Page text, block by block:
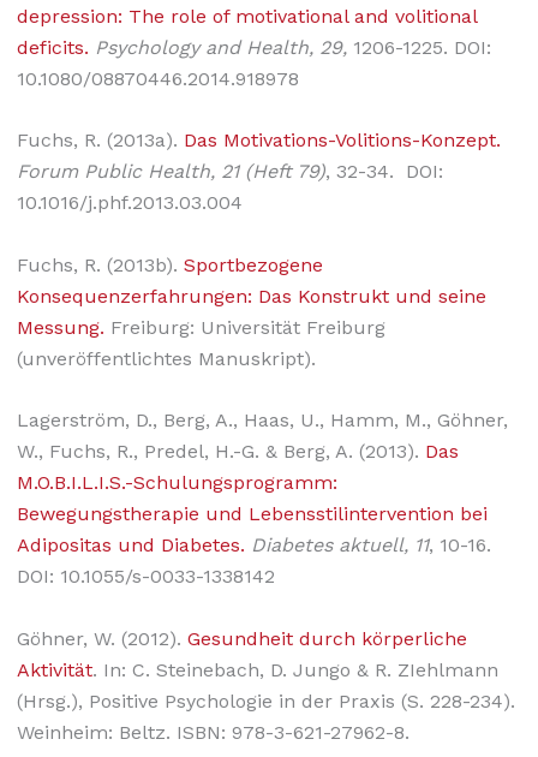
depression: The role of motivational and volitional
deficits. Psychology and Health, 29,1206-1225. DOI:
10.1080/08870446.2014.918978
Fuchs, R. (2013a). Das Motivations-Volitions-Konzept.
Forum Public Health, 21 (Heft 79), 32-34. DOI:
10.1016/j.phf.2013.03.004
Fuchs, R. (2013b). Sportbezogene
Konsequenzerfahrungen: Das Konstrukt und seine
Messung. Freiburg: Universität Freiburg
(unveröffentlichtes Manuskript).
Lagerström, D., Berg, A., Haas, U., Hamm, M., Göhner,
W., Fuchs, R., Predel, H.-G. & Berg, A. (2013). Das
M.O.B.I.L.I.S.-Schulungsprogramm:
Bewegungstherapie und Lebensstilintervention bei
Adipositas und Diabetes. Diabetes aktuell, 11, 10-16.
DOI: 10.1055/s-0033-1338142
Göhner, W. (2012). Gesundheit durch körperliche
Aktivität. In: C. Steinebach, D. Jungo & R. ZIehlmann
(Hrsg.), Positive Psychologie in der Praxis (S. 228-234).
Weinheim: Beltz. ISBN: 978-3-621-27962-8.